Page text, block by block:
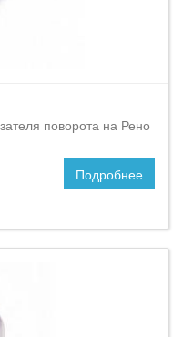
поворота на Рено
Подробнее